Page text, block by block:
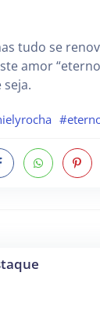
tudo se
amor